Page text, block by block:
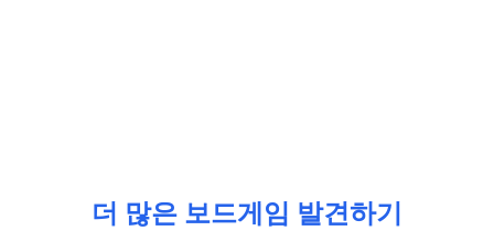
더 많은 보드게임 발견하기